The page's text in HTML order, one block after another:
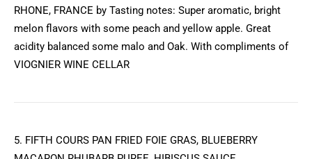
RHONE, FRANCE by Tasting notes: Super aromatic, bright
melon flavors with some peach and yellow apple. Great
acidity balanced some malo and Oak. With compliments of
VIOGNIER WINE CELLAR
5. FIFTH COURS PAN FRIED FOIE GRAS, BLUEBERRY